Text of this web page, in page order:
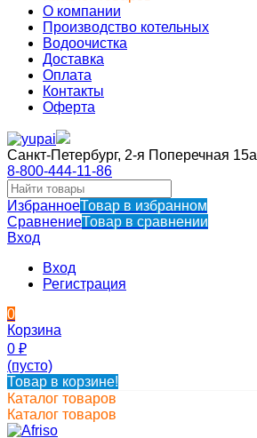
О компании
Производство котельных
Водоочистка
Доставка
Оплата
Контакты
Оферта
Санкт-Петербург, 2-я Поперечная 15а
8-800-444-11-86
ИзбранноеТовар в избранном
СравнениеТовар в сравнении
Вход
Вход
Регистрация
0
Корзина
0 ₽
(пусто)
Товар в корзине!
Каталог товаров
Каталог товаров